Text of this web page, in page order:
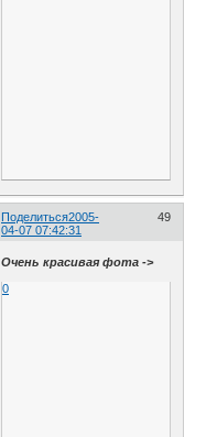
Поделиться 49
2005-
04-07 07:42:31
Очень красивая фота ->
0